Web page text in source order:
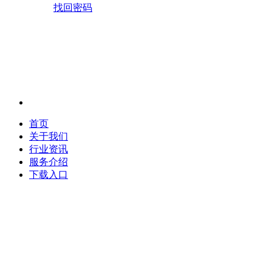
找回密码
首页
关于我们
行业资讯
服务介绍
下载入口